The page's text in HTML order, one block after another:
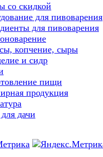
со скидкой
для пивоварения
для пивоварения
копчение, сыры
и сидр
пищи
продукция
дачи